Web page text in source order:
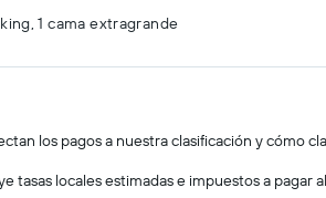
1 cama extragrande
los pagos a nuestra clasificación y cómo
tasas locales estimadas e impuestos a pagar